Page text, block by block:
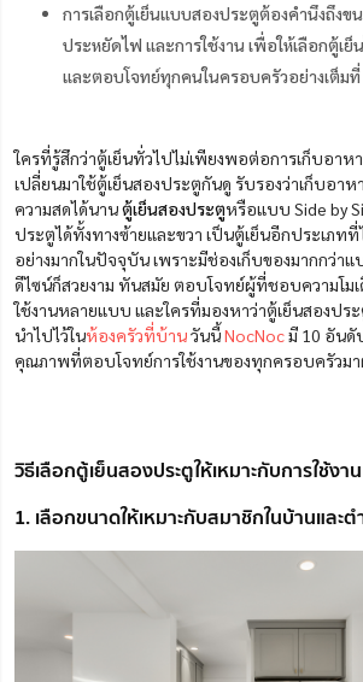
การเลือกตู้เย็นแบบสองประตูต้องคำนึงถึง
ประหยัดไฟ และการใช้งาน เพื่อให้เลือกตู้เ
และตอบโจทย์ทุกคนในครอบครัวอย่างเต็มที่
ใครที่รู้สึกว่าตู้เย็นทั่วไปไม่เพียงพอต่อการเก็บอาห
เปลี่ยนมาใช้ตู้เย็นสองประตูกันดู รับรองว่าเก็บอาห
ความสดได้นานตู้เย็นสองประตูหรือแบบ Side by
ประตูได้ทั้งทางซ้ายและขวา เป็นตู้เย็นอีกประเภท
อย่างมากในปัจจุบัน เพราะมีช่องเก็บของมากกว่า
ดีไซน์ก็สวยงาม ทันสมัย ตอบโจทย์ผู้ที่ชอบความโม
ใช้งานหลายแบบ และใครที่มองหาว่าตู้เย็นสองปร
นำไปไว้ในห้องครัวที่บ้านวันนี้NocNocมี 10 อันดั
คุณภาพที่ตอบโจทย์การใช้งานของทุกครอบครัวม
วิธีเลือกตู้เย็นสองประตูให้เหมาะกับการใช้งาน
1. เลือกขนาดให้เหมาะกับสมาชิกในบ้านและ